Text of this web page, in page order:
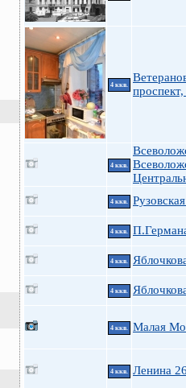
4 ккв.
4 ккв.
4 ккв.
4 ккв.
4 ккв.
4 ккв.
4 ккв. Малая
4 ккв. Ленина